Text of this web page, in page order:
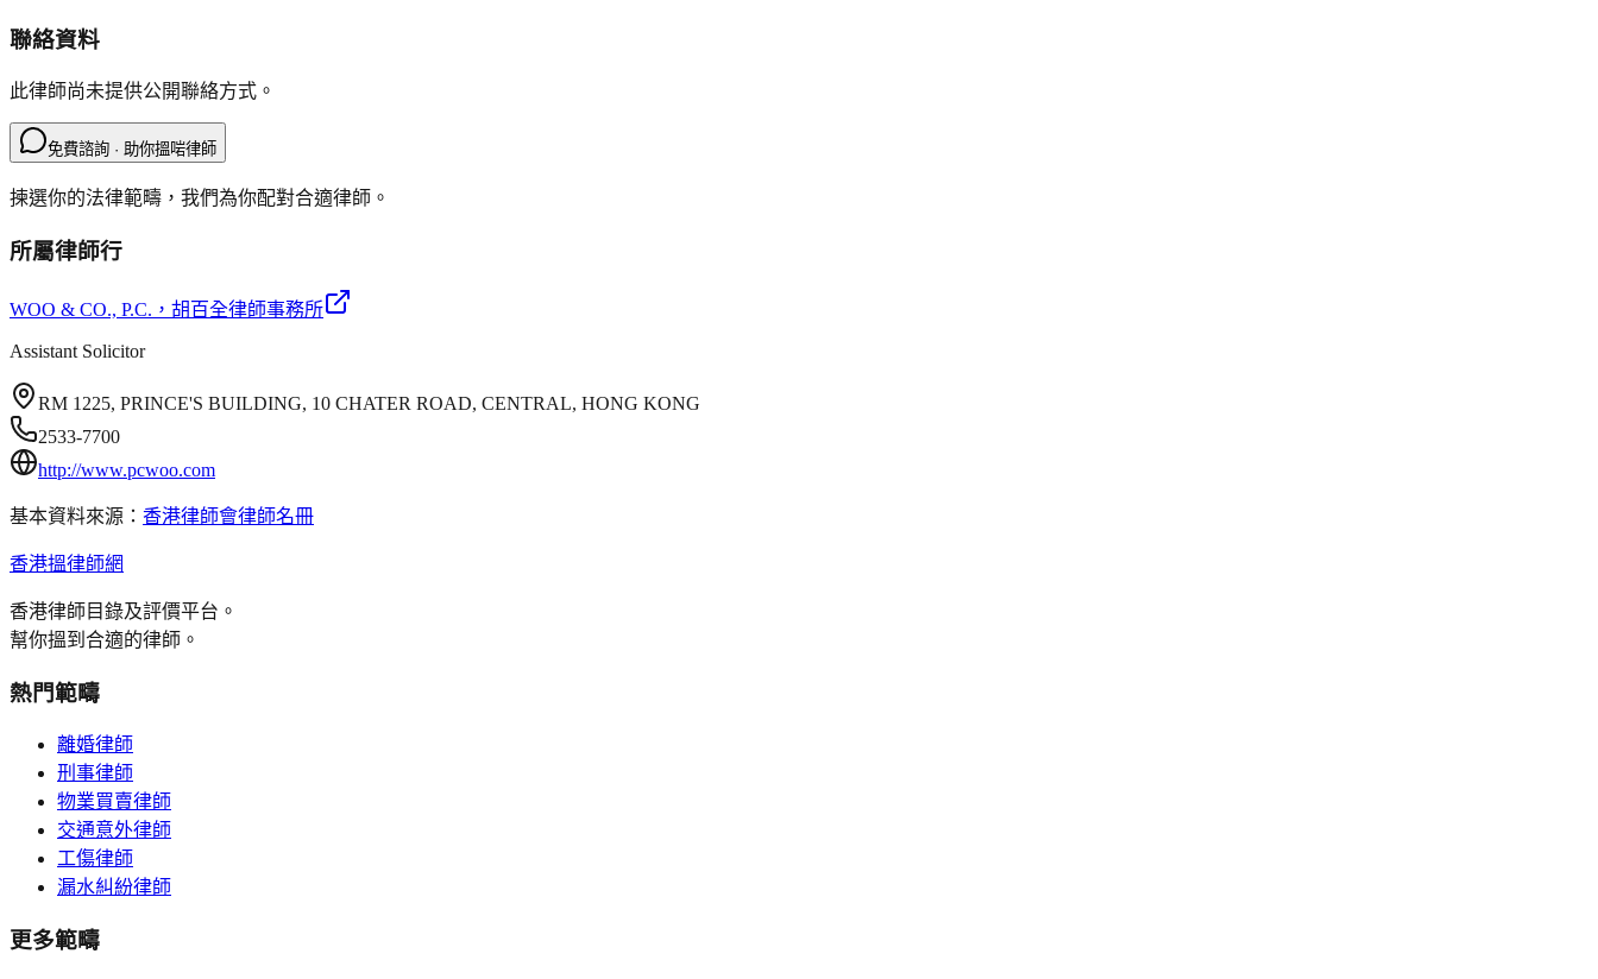
聯絡資料
此律師尚未提供公開聯絡方式。
免費諮詢 · 助你搵啱律師
揀選你的法律範疇，我們為你配對合適律師。
所屬律師行
WOO & CO., P.C. ，胡百全律師事務所
Assistant Solicitor
RM 1225, PRINCE'S BUILDING, 10 CHATER ROAD, CENTRAL, HONG KONG
2533-7700
http://www.pcwoo.com
基本資料來源： 香港律師會律師名冊
香港搵律師網
香港律師目錄及評價平台。
幫你搵到合適的律師。
熱門範疇
離婚律師
刑事律師
物業買賣律師
交通意外律師
工傷律師
漏水糾紛律師
更多範疇